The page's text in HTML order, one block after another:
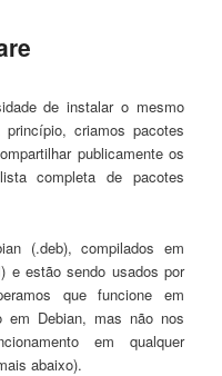
de instalar o mesmo
criamos pacotes
publicamente os
completa de pacotes
(.deb), compilados em
e estão sendo usados por
que funcione em
em Debian, mas não nos
em qualquer
abaixo).